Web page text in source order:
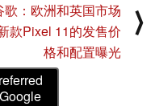
歌：欧洲和英国市场
款Pixel 11的发售价
格和配置曝光
⟩